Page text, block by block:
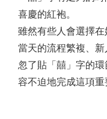
喜慶的紅袍。
雖然有些人會選擇
當天的流程繁複、
忽了貼「囍」字的
容不迫地完成這項重